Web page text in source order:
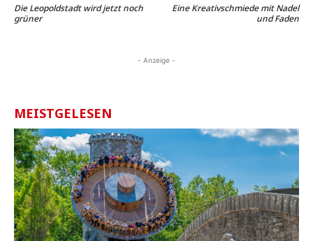
Die Leopoldstadt wird jetzt noch
grüner
Eine Kreativschmiede mit Nadel
und Faden
- Anzeige -
MEISTGELESEN